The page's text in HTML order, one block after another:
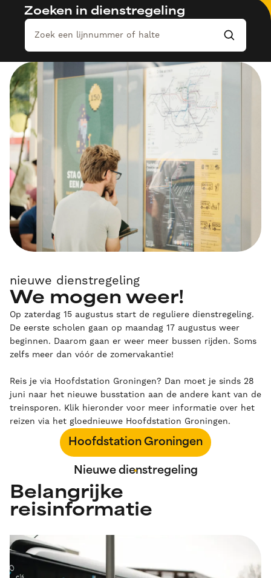
Zoeken in dienstregeling
nieuwe dienstregeling
We mogen weer!
Op zaterdag 15 augustus start de reguliere dienstregeling.
De eerste scholen gaan op maandag 17 augustus weer
beginnen. Daarom gaan er weer meer bussen rijden. Soms
zelfs meer dan vóór de zomervakantie!
Reis je via Hoofdstation Groningen? Dan moet je sinds 28
juni naar het nieuwe busstation aan de andere kant van de
treinsporen. Klik hieronder voor meer informatie over het
reizen via het gloednieuwe Hoofdstation Groningen.
Hoofdstation Groningen
Nieuwe dienstregeling
Belangrijke
reisinformatie